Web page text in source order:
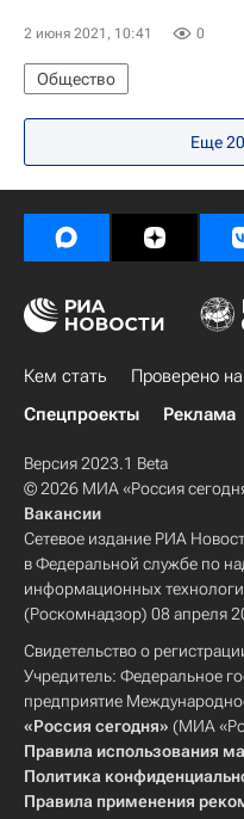
2 июня 2021, 10:41 0
Общество
Навигатор абитуриента
Еще
Кем стать Проверено
Спецпроекты
Реклама
Версия 2023.1 Beta
© 2026 МИА «Россия
Вакансии
Сетевое издание РИА
в Федеральной службе по
информационных
(Роскомнадзор) 08 апреля
Свидетельство о
Учредитель: Федеральное
предприятие
«Россия сегодня» (МИА
Правила использования
Политика
Правила применения